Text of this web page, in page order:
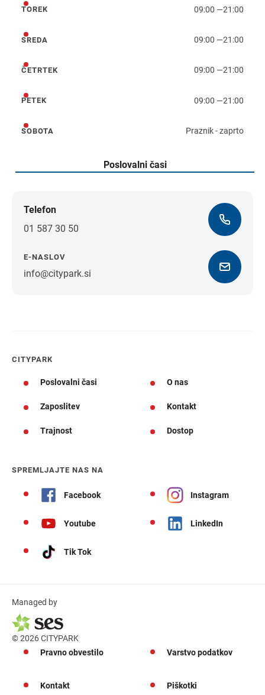
torek
TOREK 09:00 —21:00
sreda
SREDA 09:00 —21:00
četrtek
ČETRTEK 09:00 —21:00
petek
PETEK 09:00 —21:00
sobota
SOBOTA Praznik - zaprto
Poslovalni časi
Telefon
01 587 30 50
E-NASLOV
info@citypark.si
CITYPARK
Poslovalni časi O nas
Zaposlitev Kontakt
Trajnost Dostop
SPREMLJAJTE NAS NA
Facebook Instagram
Youtube LinkedIn
Tik Tok
Managed by
© 2026 CITYPARK
Pravno obvestilo
Varstvo podatkov
Kontakt Piškotki